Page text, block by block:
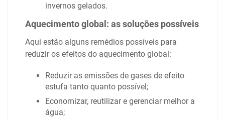
invernos gelados.
Aquecimento global: as soluções possíveis
Aqui estão alguns remédios possíveis para
reduzir os efeitos do aquecimento global:
Reduzir as emissões de gases de efeito
estufa tanto quanto possível;
Economizar, reutilizar e gerenciar melhor a
água;